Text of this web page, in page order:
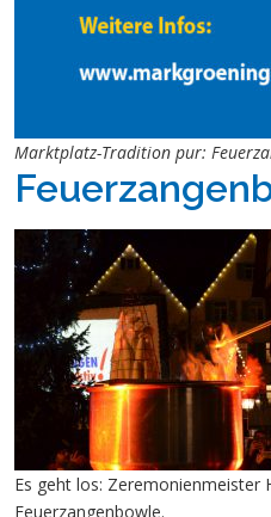
Marktplatz-Tradition pur:
Es geht los: Zeremonienmeister
Feuerzangenbowle.